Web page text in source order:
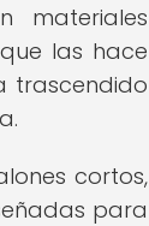
materiales
las hace
trascendido
cortos,
para